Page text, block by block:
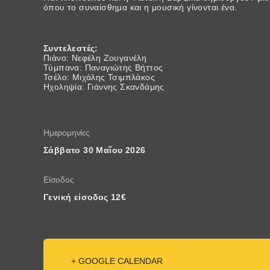
όπου το συναίσθημα και η μουσική γίνονται ένα.
Συντελεστές:
Πιάνο: Νεφέλη Ζουγανέλη
Τύμπανα: Παναγιώτης Βήττος
Τσέλο: Μιχάλης Τσιμπλάκος
Ηχοληψία: Γιάννης Σκανδάμης
Ημερομηνίες
Σάββατο 30 Μαΐου 2026
Είσοδος
Γενική είσοδος 12€
+ GOOGLE CALENDAR